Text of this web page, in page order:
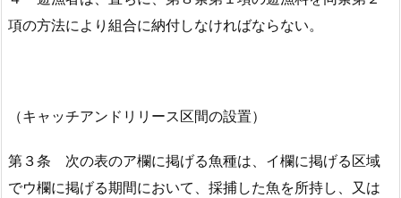
項の方法により組合に納付しなければならない。
（キャッチアンドリリース区間の設置）
第３条 次の表のア欄に掲げる魚種は、イ欄に掲げる区域
でウ欄に掲げる期間において、採捕した魚を所持し、又は